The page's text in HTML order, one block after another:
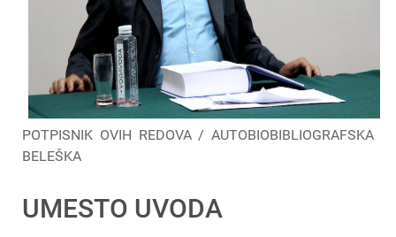
POTPISNIK OVIH REDOVA / AUTOBIOBIBLIOGRAFSKA
BELEŠKA
UMESTO UVODA